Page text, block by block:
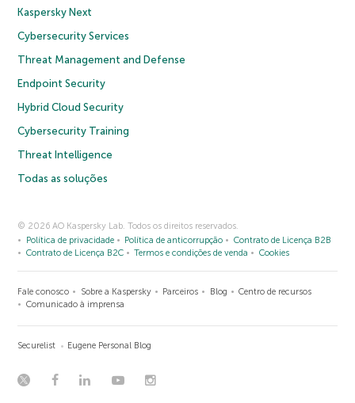
Kaspersky Next
Cybersecurity Services
Threat Management and Defense
Endpoint Security
Hybrid Cloud Security
Cybersecurity Training
Threat Intelligence
Todas as soluções
© 2026 AO Kaspersky Lab. Todos os direitos reservados.
Política de privacidade
Política de anticorrupção
Contrato de Licença B2B
Contrato de Licença B2C
Termos e condições de venda Cookies
Fale conosco Sobre a Kaspersky Parceiros Blog
Centro de recursos
Comunicado à imprensa
Securelist Eugene Personal Blog